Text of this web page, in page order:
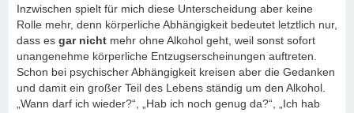
Inzwischen spielt für mich diese Unterscheidung aber keine
Rolle mehr, denn körperliche Abhängigkeit bedeutet letztlich nur,
dass es gar nicht mehr ohne Alkohol geht, weil sonst sofort
unangenehme körperliche Entzugserscheinungen auftreten.
Schon bei psychischer Abhängigkeit kreisen aber die Gedanken
und damit ein großer Teil des Lebens ständig um den Alkohol.
„Wann darf ich wieder?“, „Hab ich noch genug da?“, „Ich hab